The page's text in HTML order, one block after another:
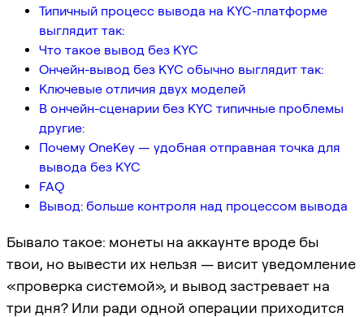
Типичный процесс вывода на KYC-платформе
выглядит так:
Что такое вывод без KYC
Ончейн-вывод без KYC обычно выглядит так:
Ключевые отличия двух моделей
В ончейн-сценарии без KYC типичные проблемы
другие:
Почему OneKey — удобная отправная точка для
вывода без KYC
FAQ
Вывод: больше контроля над процессом вывода
Бывало такое: монеты на аккаунте вроде бы
твои, но вывести их нельзя — висит уведомление
«проверка системой», и вывод застревает на
три дня? Или ради одной операции приходится